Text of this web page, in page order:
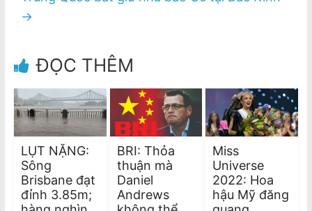
→
ĐỌC THÊM
LỤT NẶNG:
Sông
Brisbane đạt
đỉnh 3.85m;
BRI: Thỏa
thuận mà
Daniel
Andrews
Miss
Universe
2022: Hoa
hậu Mỹ đăng